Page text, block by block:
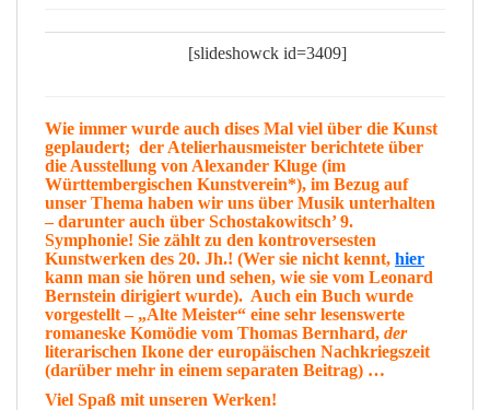
[slideshowck id=3409]
Wie immer wurde auch dises Mal viel über die Kunst
geplaudert; der Atelierhausmeister berichtete über
die Ausstellung von Alexander Kluge (im
Württembergischen Kunstverein*), im Bezug auf
unser Thema haben wir uns über Musik unterhalten
– darunter auch über Schostakowitsch’ 9.
Symphonie! Sie zählt zu den kontroversesten
Kunstwerken des 20. Jh.! (Wer sie nicht kennt, hier
kann man sie hören und sehen, wie sie vom Leonard
Bernstein dirigiert wurde). Auch ein Buch wurde
vorgestellt – „Alte Meister“ eine sehr lesenswerte
romaneske Komödie vom Thomas Bernhard, der
literarischen Ikone der europäischen Nachkriegszeit
(darüber mehr in einem separaten Beitrag) …
Viel Spaß mit unseren Werken!